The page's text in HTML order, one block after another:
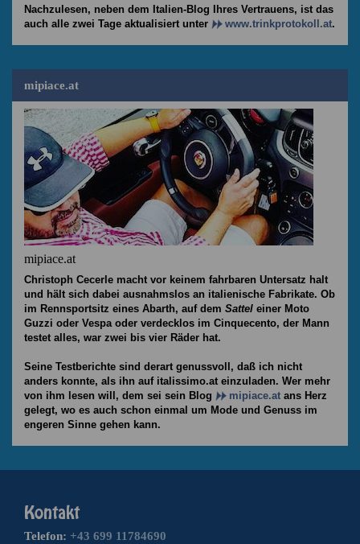
Nachzulesen, neben dem Italien-Blog Ihres Vertrauens, ist das
auch alle zwei Tage aktualisiert unter
www.trinkprotokoll.at.
mipiace.at
mipiace.at
Christoph Cecerle macht vor keinem fahrbaren Untersatz halt
und hält sich dabei ausnahmslos an italienische Fabrikate. Ob
im Rennsportsitz eines Abarth, auf dem Sattel einer Moto
Guzzi oder Vespa oder verdecklos im Cinquecento, der Mann
testet alles, war zwei bis vier Räder hat.
Seine Testberichte sind derart genussvoll, daß ich nicht
anders konnte, als ihn auf italissimo.at einzuladen. Wer mehr
von ihm lesen will, dem sei sein Blog
mipiace.at ans Herz
gelegt, wo es auch schon einmal um Mode und Genuss im
engeren Sinne gehen kann.
Telefon: +43 699 11784690